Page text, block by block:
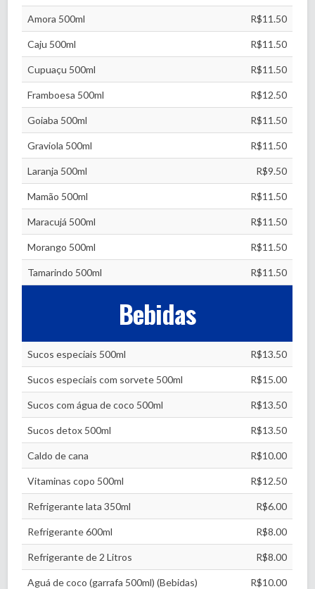
Amora 500ml R$11.50
Caju 500ml R$11.50
Cupuaçu 500ml R$11.50
Framboesa 500ml R$12.50
Goiaba 500ml R$11.50
Graviola 500ml R$11.50
Laranja 500ml R$9.50
Mamão 500ml R$11.50
Maracujá 500ml R$11.50
Morango 500ml R$11.50
Tamarindo 500ml R$11.50
Bebidas
Sucos especiais 500ml R$13.50
Sucos especiais com sorvete 500ml R$15.00
Sucos com água de coco 500ml R$13.50
Sucos detox 500ml R$13.50
Caldo de cana R$10.00
Vitaminas copo 500ml R$12.50
Refrigerante lata 350ml R$6.00
Refrigerante 600ml R$8.00
Refrigerante de 2 Litros R$8.00
Aguá de coco (garrafa 500ml) (Bebidas) R$10.00